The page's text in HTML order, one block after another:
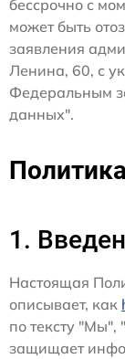
бессрочно с
может быть
заявления
Ленина, 60, с
Федеральным
данных".
1.
Настоящая
описывает, как
по тексту "Мы",
защищает